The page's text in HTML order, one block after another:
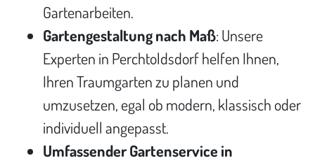
Gartenarbeiten.
Gartengestaltung nach Maß: Unsere
Experten in Perchtoldsdorf helfen Ihnen,
Ihren Traumgarten zu planen und
umzusetzen, egal ob modern, klassisch oder
individuell angepasst.
Umfassender Gartenservice in